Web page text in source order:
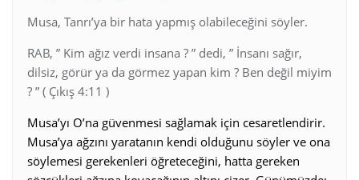
Musa, Tanrı’ya bir hata yapmış olabileceğini söyler.
RAB, ” Kim ağız verdi insana ? ” dedi, ” İnsanı sağır,
dilsiz, görür ya da görmez yapan kim ? Ben değil miyim
? ” ( Çıkış 4:11 )
Musa’yı O’na güvenmesi sağlamak için cesaretlendirir.
Musa’ya ağzını yaratanın kendi olduğunu söyler ve ona
söylemesi gerekenleri öğreteceğini, hatta gereken